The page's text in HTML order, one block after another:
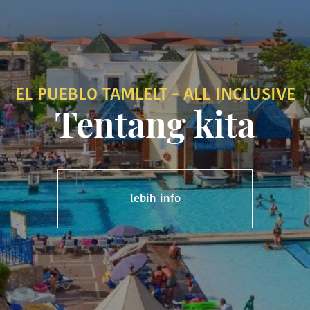
EL PUEBLO TAMLELT - ALL INCLUSIVE
Tentang kita
lebih info